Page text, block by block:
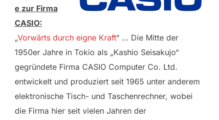
e zur Firma
CASIO:
„Vorwärts durch eigne Kraft“ … Die Mitte der
1950er Jahre in Tokio als „Kashio Seisakujo“
gegründete Firma CASIO Computer Co. Ltd.
entwickelt und produziert seit 1965 unter anderem
elektronische Tisch- und Taschenrechner, wobei
die Firma hier seit vielen Jahren der